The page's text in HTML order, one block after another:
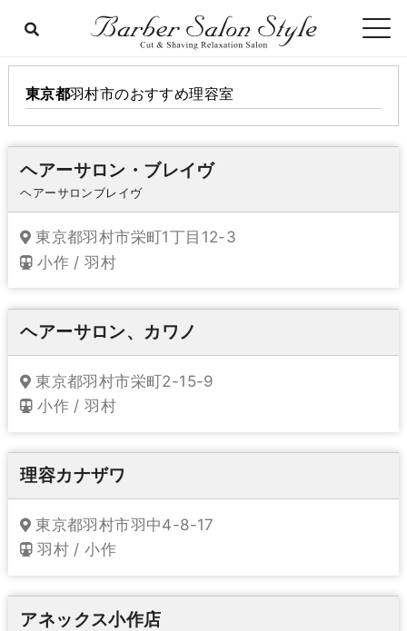
東京都羽村市のおすすめ理容室
ヘアーサロン・ブレイヴ
ヘアーサロンブレイヴ
東京都羽村市栄町1丁目12-3
小作 / 羽村
ヘアーサロン、カワノ
東京都羽村市栄町2-15-9
小作 / 羽村
理容カナザワ
東京都羽村市羽中4-8-17
羽村 / 小作
アネックス小作店